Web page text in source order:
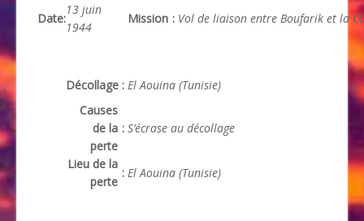
Date:
13 juin
1944
Mission : Vol de liaison entre Boufarik et la
Décollage : El Aouina (Tunisie)
Causes
de la
perte
: S’écrase au décollage
Lieu de la
perte
: El Aouina (Tunisie)